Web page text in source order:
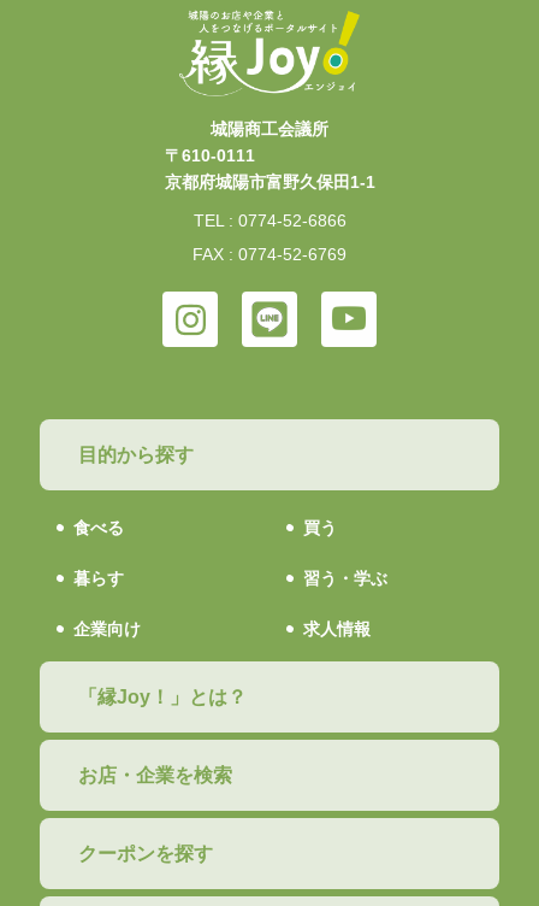
城陽商工会議所
〒610-0111
京都府城陽市富野久保田1-1
TEL : 0774-52-6866
FAX : 0774-52-6769
目的から探す
食べる 買う
暮らす 習う・学ぶ
企業向け 求人情報
「縁Joy！」とは？
お店・企業を検索
クーポンを探す